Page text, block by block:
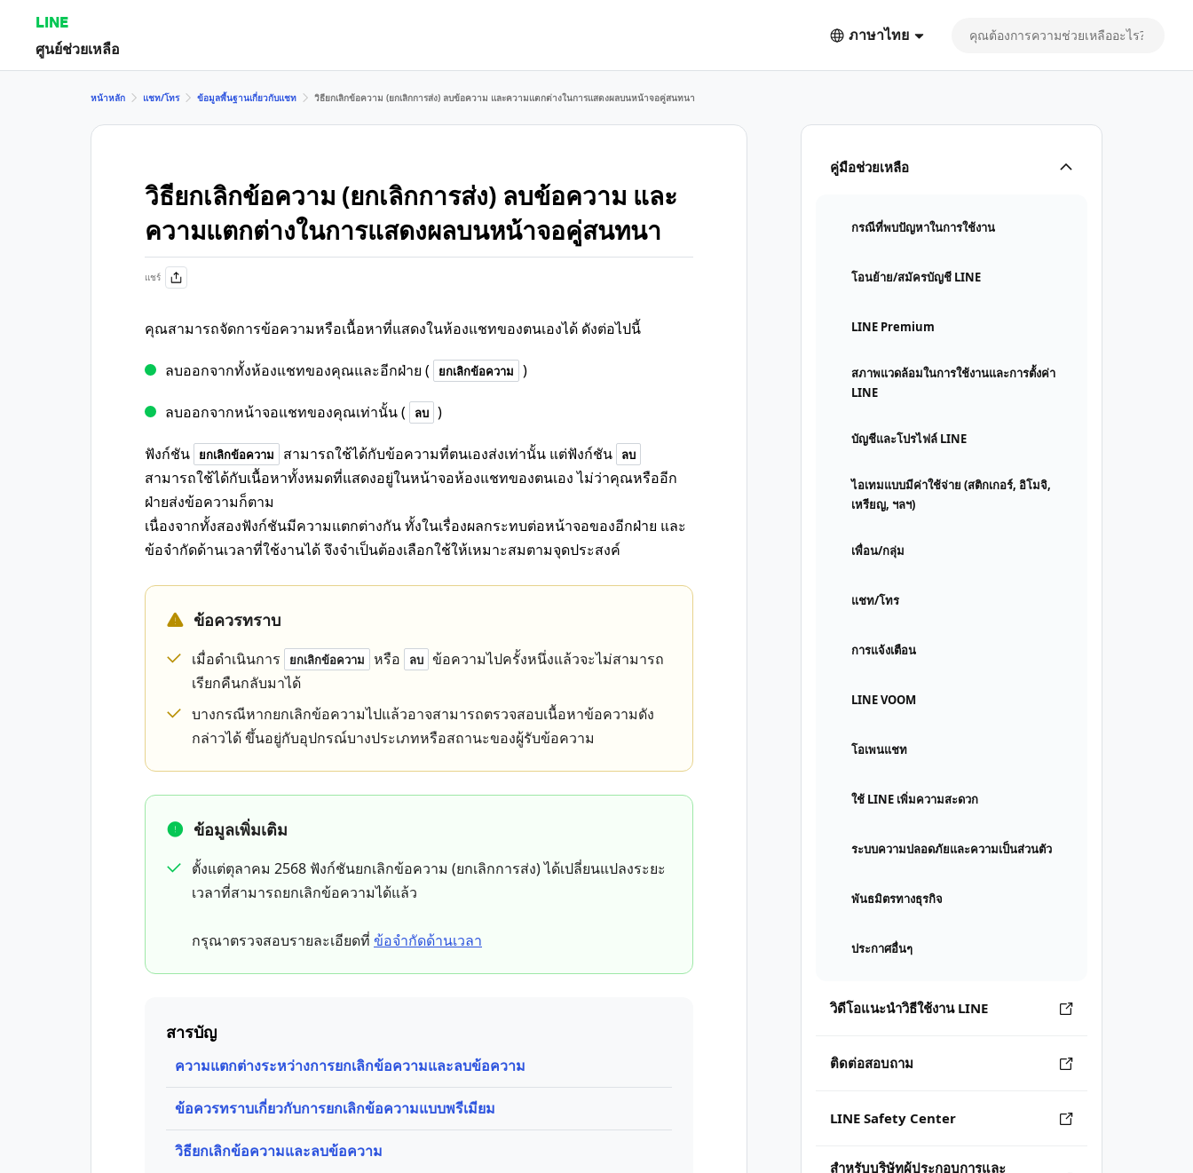
LINE
ศูนย์ช่วยเหลือ
ภาษาไทย
คู่มือช่วยเหลือ
กรณีที่พบปัญหาในการใช้งาน
โอนย้าย/สมัครบัญชี LINE
LINE Premium
สภาพแวดล้อมในการใช้งานและการตั้งค่า
LINE
บัญชีและโปรไฟล์ LINE
ไอเทมแบบมีค่าใช้จ่าย (สติกเกอร์, อิโมจิ,
เหรียญ, ฯลฯ)
เพื่อน/กลุ่ม
แชท/โทร
การแจ้งเตือน
LINE VOOM
โอเพนแชท
ใช้ LINE เพิ่มความสะดวก
ระบบความปลอดภัยและความเป็นส่วนตัว
พันธมิตรทางธุรกิจ
ประกาศอื่นๆ
วิดีโอแนะนำวิธีใช้งาน LINE
ติดต่อสอบถาม
LINE Safety Center
สำหรับบริษัทผู้ประกอบการและ
หน้าหลัก แชท/โทร ข้อมูลพื้นฐานเกี่ยวกับแชท วิธียกเลิกข้อความ (ยกเลิกการส่ง) ลบข้อความ และความแตกต่างในการแสดงผลบนหน้าจอคู่สนทนา
วิธียกเลิกข้อความ (ยกเลิกการส่ง) ลบข้อความ และ
ความแตกต่างในการแสดงผลบนหน้าจอคู่สนทนา
แชร์
คุณสามารถจัดการข้อความหรือเนื้อหาที่แสดงในห้องแชทของตนเองได้ ดังต่อไปนี้
ลบออกจากทั้งห้องแชทของคุณและอีกฝ่าย ( ยกเลิกข้อความ )
ลบออกจากหน้าจอแชทของคุณเท่านั้น ( ลบ )
ฟังก์ชัน ยกเลิกข้อความ สามารถใช้ได้กับข้อความที่ตนเองส่งเท่านั้น แต่ฟังก์ชัน ลบ
สามารถใช้ได้กับเนื้อหาทั้งหมดที่แสดงอยู่ในหน้าจอห้องแชทของตนเอง ไม่ว่าคุณหรืออีก
ฝ่ายส่งข้อความก็ตาม
เนื่องจากทั้งสองฟังก์ชันมีความแตกต่างกัน ทั้งในเรื่องผลกระทบต่อหน้าจอของอีกฝ่าย และ
ข้อจำกัดด้านเวลาที่ใช้งานได้ จึงจำเป็นต้องเลือกใช้ให้เหมาะสมตามจุดประสงค์
ข้อควรทราบ
เมื่อดำเนินการ ยกเลิกข้อความ หรือ ลบ ข้อความไปครั้งหนึ่งแล้วจะไม่สามารถ
เรียกคืนกลับมาได้
บางกรณีหากยกเลิกข้อความไปแล้วอาจสามารถตรวจสอบเนื้อหาข้อความดัง
กล่าวได้ ขึ้นอยู่กับอุปกรณ์บางประเภทหรือสถานะของผู้รับข้อความ
ข้อมูลเพิ่มเติม
ตั้งแต่ตุลาคม 2568 ฟังก์ชันยกเลิกข้อความ (ยกเลิกการส่ง) ได้เปลี่ยนแปลงระยะ
เวลาที่สามารถยกเลิกข้อความได้แล้ว
กรุณาตรวจสอบรายละเอียดที่ ข้อจำกัดด้านเวลา
สารบัญ
ความแตกต่างระหว่างการยกเลิกข้อความและลบข้อความ
ข้อควรทราบเกี่ยวกับการยกเลิกข้อความแบบพรีเมียม
วิธียกเลิกข้อความและลบข้อความ